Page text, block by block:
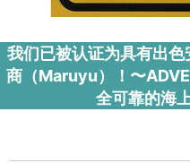
我们已被认证为具有出
商（Maruyu）！〜
全可靠的海